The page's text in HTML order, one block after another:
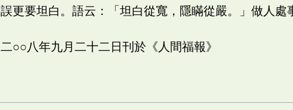
誤更要坦白。語云：「坦白從寬，隱瞞從嚴。」做人處
二○○八年九月二十二日刊於《人間福報》